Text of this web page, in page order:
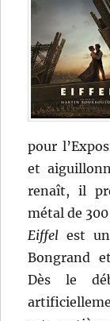
pour
et
renaît, il
métal de
Eiffel est
Bongrand
Dès le